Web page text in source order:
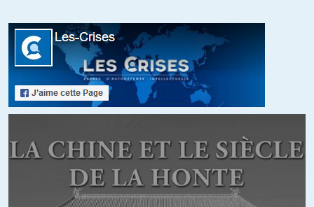
+15 ALERTER
// 07.01.2025 à 11h24
Andrea Mazzarino, a bien compris le stress engendré par les guerres.
Toutefois le titre de cet article est explicite et évocateur :
« La guerre revient, mais sur le front intérieur. »
Est-ce vraiment uniquement la fin possible des guerres extérieures,
des violences et des stress des autre nations, qui provoquent chez